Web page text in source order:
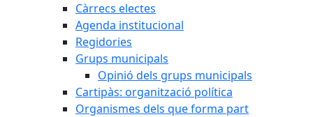
Càrrecs electes
Agenda institucional
Regidories
Grups municipals
Opinió dels grups municipals
Cartipàs: organització política
Organismes dels que forma part